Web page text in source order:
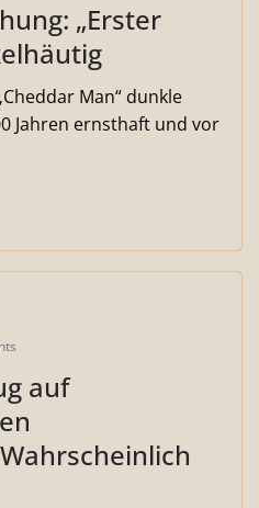
„Erster
Man“ dunkle
Jahren ernsthaft und vor
auf